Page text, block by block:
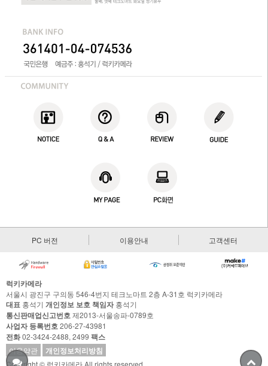
PC 버전 이용안내 고객센터
럭키카메라
서울시 광진구 구의동 546-4번지 테크노마트 2층 A-31호 럭키카메라
대표 홍석기 개인정보 보호 책임자홍석기
통신판매업신고번호제2013-서울송파-0789호
사업자 등록번호206-27-43981
전화02-3424-2488, 2499 팩스
이용약관 개인정보처리방침